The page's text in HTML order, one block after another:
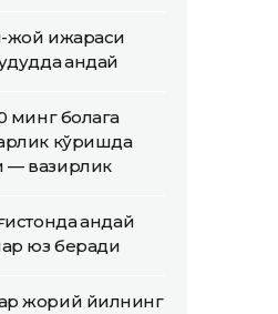
жой ижараси
қандай
минг болага
кўришда
— вазирлик
қандай
юз беради
жорий йилнинг